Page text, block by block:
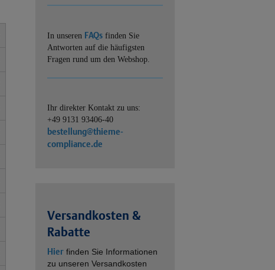
In unseren FAQs finden Sie
Antworten auf die häufigsten
Fragen rund um den Webshop.
Ihr direkter Kontakt zu uns:
+49 9131 93406-40
bestellung@thieme-
compliance.de
Versandkosten &
Rabatte
Hier finden Sie Informationen
zu unseren Versandkosten